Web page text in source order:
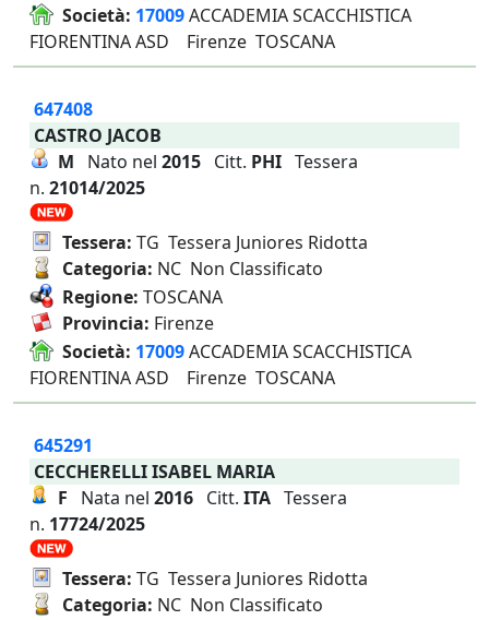
Società: 17009ACCADEMIA SCACCHISTICA
FIORENTINA ASD Firenze TOSCANA
647408
CASTRO JACOB
M Nato nel 2015 Citt. PHI Tessera
n. 21014/2025
Tessera: TG Tessera Juniores Ridotta
Categoria: NC Non Classificato
Regione: TOSCANA
Provincia: Firenze
Società: 17009ACCADEMIA SCACCHISTICA
FIORENTINA ASD Firenze TOSCANA
645291
CECCHERELLI ISABEL MARIA
F Nata nel 2016 Citt. ITA Tessera
n. 17724/2025
Tessera: TG Tessera Juniores Ridotta
Categoria: NC Non Classificato